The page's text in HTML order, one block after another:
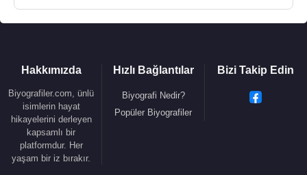
Hakkımızda
Biyografiler.com, ünlü
isimlerin hayat
hikayelerini derleyen
kapsamlı bir
platformdur. Her
yaşam bir iz bırakır.
Hızlı Bağlantılar
Biyografi Nedir?
Popüler Biyografiler
Bizi Takip Edin